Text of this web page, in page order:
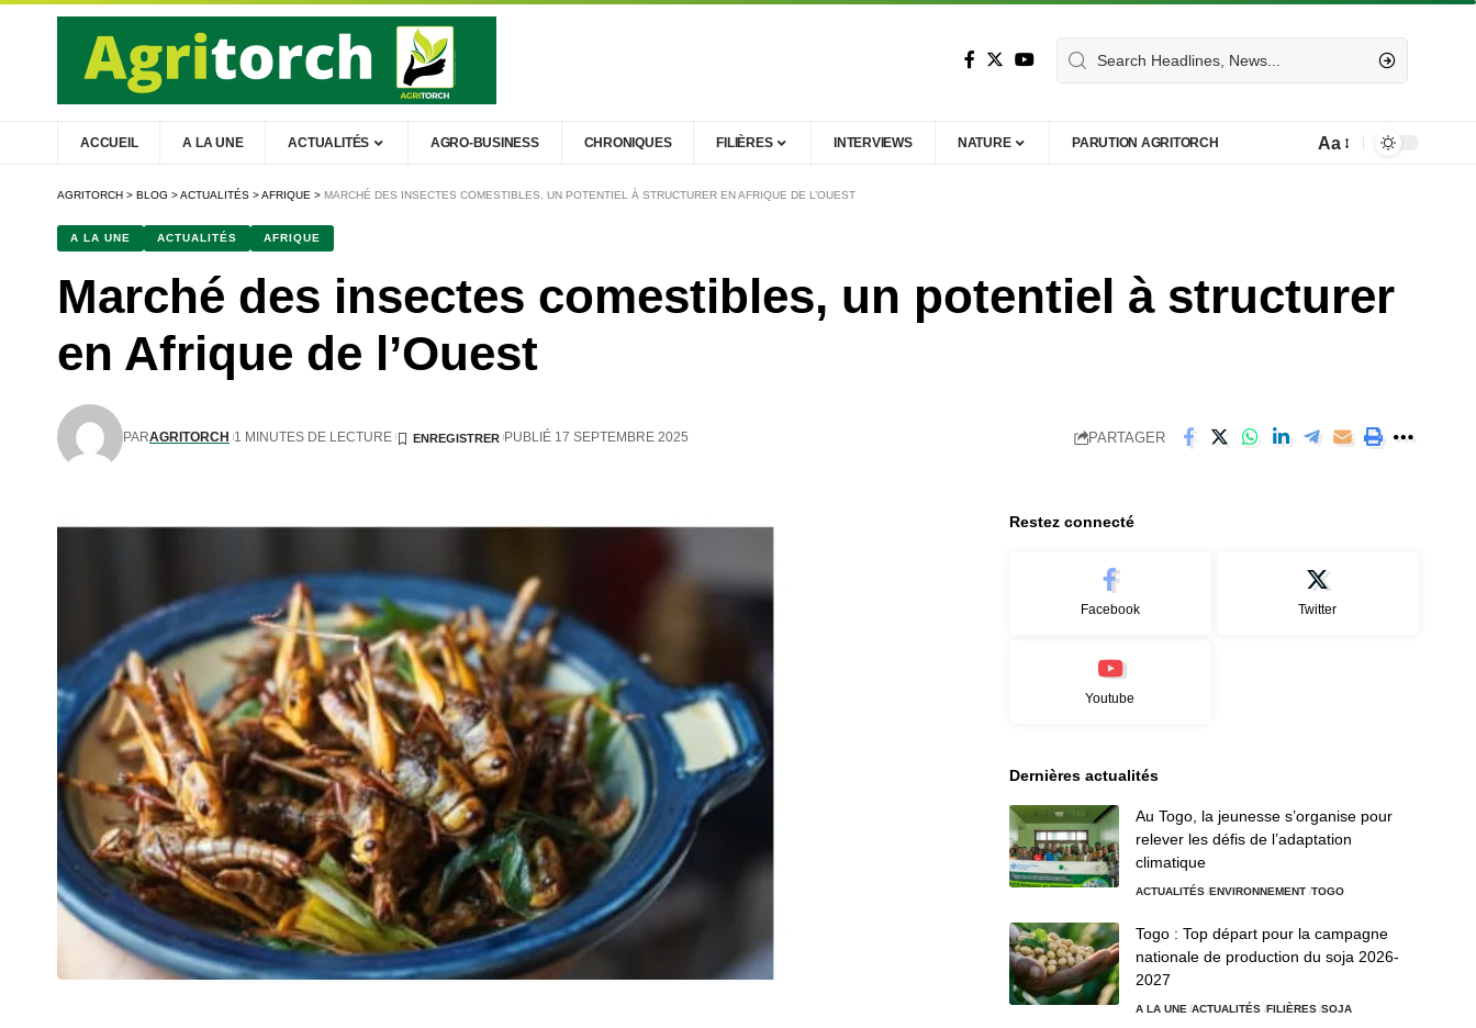
ACCUEIL A LA UNE ACTUALITÉS AGRO-BUSINESS CHRONIQUES FILIÈRES INTERVIEWS NATURE PARUTION AGRITORCH Aa
AGRITORCH > BLOG >ACTUALITÉS >AFRIQUE > MARCHÉ DES INSECTES COMESTIBLES, UN POTENTIEL À STRUCTURER EN AFRIQUE DE L’OUEST
A LA UNE ACTUALITÉS AFRIQUE
Marché des insectes comestibles, un potentiel à structurer
en Afrique de l’Ouest
PARAGRITORCH 1 MINUTES DE LECTURE PUBLIÉ 17 SEPTEMBRE 2025 PARTAGER
Restez connecté
Facebook Twitter
Youtube
Dernières actualités
Au Togo, la jeunesse s’organise pour
relever les défis de l’adaptation
climatique
ACTUALITÉS ENVIRONNEMENT TOGO
Togo : Top départ pour la campagne
nationale de production du soja 2026-
2027
A LA UNE ACTUALITÉS FILIÈRES SOJA